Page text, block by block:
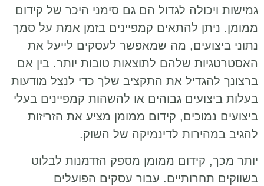
גמישות ויכולה לגדול הם גם סימני היכר של קידום
ממומן. ניתן להתאים קמפיינים בזמן אמת על סמך
נתוני ביצועים, מה שמאפשר לעסקים לייעל את
האסטרטגיות שלהם לתוצאות טובות יותר. בין אם
ברצונך להגדיל את התקציב שלך כדי לנצל מודעות
בעלות ביצועים גבוהים או להשהות קמפיינים בעלי
ביצועים נמוכים, קידום ממומן מציע את הזריזות
להגיב במהירות לדינמיקה של השוק.
יותר מכך, קידום ממומן מספק הזדמנות לבלוט
בשווקים תחרותיים. עבור עסקים הפועלים